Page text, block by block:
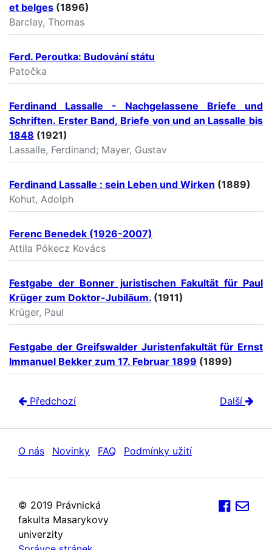
et belges (1896)
Barclay, Thomas
Ferd. Peroutka: Budování státu
Patočka
Ferdinand Lassalle - Nachgelassene Briefe und
Schriften. Erster Band, Briefe von und an Lassalle bis
1848 (1921)
Lassalle, Ferdinand; Mayer, Gustav
Ferdinand Lassalle : sein Leben und Wirken (1889)
Kohut, Adolph
Ferenc Benedek (1926-2007)
Attila Pókecz Kovács
Festgabe der Bonner juristischen Fakultät für Paul
Krüger zum Doktor-Jubiläum. (1911)
Krüger, Paul
Festgabe der Greifswalder Juristenfakultät für Ernst
Immanuel Bekker zum 17. Februar 1899 (1899)
Předchozí Další
O nás Novinky FAQ Podmínky užití
© 2019 Právnická
fakulta Masarykovy
univerzity